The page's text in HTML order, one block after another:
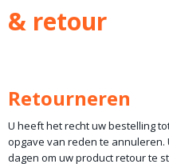
& retour
Retourneren
U heeft het recht uw bestelling
opgave van reden te
dagen om uw product retour te